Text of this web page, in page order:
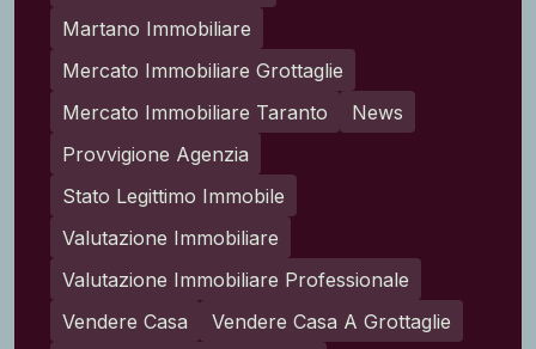
Martano Immobiliare
Mercato Immobiliare Grottaglie
Mercato Immobiliare Taranto
News
Provvigione Agenzia
Stato Legittimo Immobile
Valutazione Immobiliare
Valutazione Immobiliare Professionale
Vendere Casa
Vendere Casa A Grottaglie